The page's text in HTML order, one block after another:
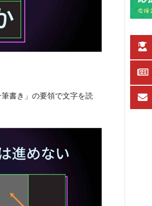
書き」の要領で文字を読